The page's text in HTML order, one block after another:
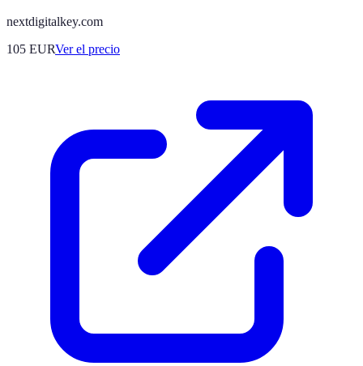
nextdigitalkey.com
105 EURVer el precio